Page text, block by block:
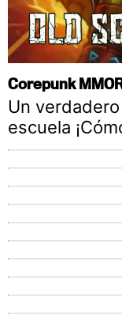
Corepunk
Un
escuela